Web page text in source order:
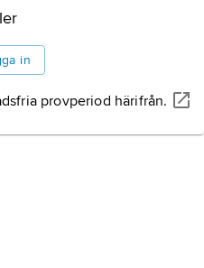
in
provperiod härifrån.